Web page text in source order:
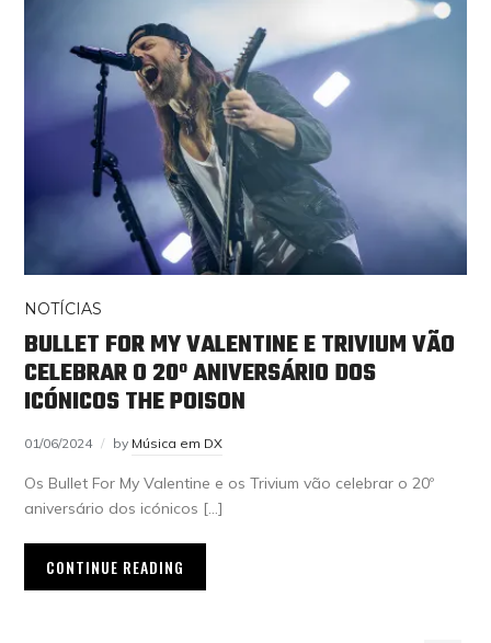
NOTÍCIAS
BULLET FOR MY VALENTINE E TRIVIUM VÃO
CELEBRAR O 20º ANIVERSÁRIO DOS
ICÓNICOS THE POISON
01/06/2024 by Música em DX
Os Bullet For My Valentine e os Trivium vão celebrar o 20º
aniversário dos icónicos […]
CONTINUE READING